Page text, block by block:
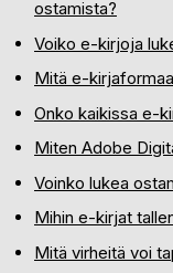
ostamista?
Voiko e-kirjoja
Mitä e-
Onko kaikissa e-
Miten Adobe
Voinko lukea
Mihin e-kirjat
Mitä virheitä voi